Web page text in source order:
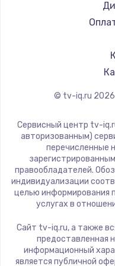
Ремонт
© tv-iq.ru 2026
Сервисный центр tv-
авторизованным)
перечисленные
правообладателей.
индивидуализации
целью информирования
услугах в
Сайт tv-iq.ru, а также
предоставленная
информационный
является публичной